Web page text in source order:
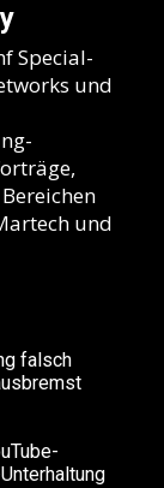
Special-
und
und
falsch